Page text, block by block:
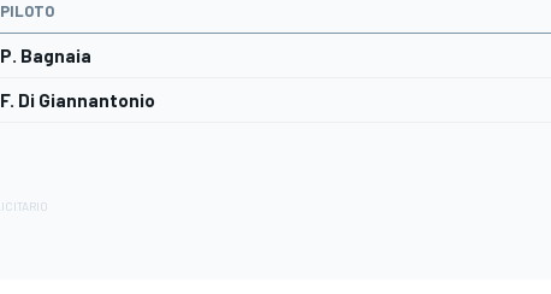
PILOTO
P. Bagnaia
F. Di Giannantonio